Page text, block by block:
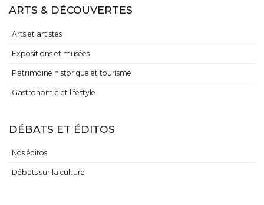
ARTS & DÉCOUVERTES
Arts et artistes
Expositions et musées
Patrimoine historique et tourisme
Gastronomie et lifestyle
DÉBATS ET ÉDITOS
Nos éditos
Débats sur la culture